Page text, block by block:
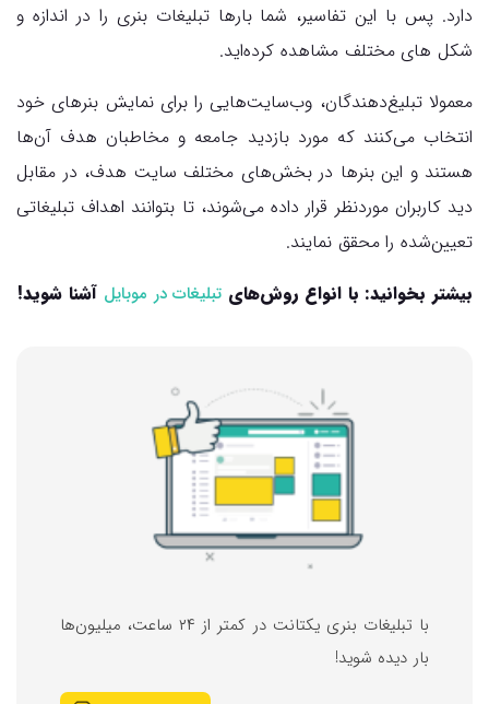
دارد. پس با این تفاسیر، شما بارها تبلیغات بنری را در اندازه و
شکل های مختلف مشاهده کرده‌اید.
معمولا تبلیغ‌دهندگان، وب‌سایت‌هایی را برای نمایش بنرهای خود
انتخاب می‌کنند که مورد بازدید جامعه و مخاطبان هدف آن‌ها
هستند و این بنرها در بخش‌های مختلف سایت‌ هدف، در مقابل
دید کاربران موردنظر قرار داده می‌شوند، تا بتوانند اهداف تبلیغاتی
تعیین‌شده را محقق نمایند.
بیشتر بخوانید: با انواع روش‌های تبلیغات در موبایل آشنا شوید!
با تبلیغات بنری یکتانت در کمتر از ۲۴ ساعت، میلیون‌ها
بار دیده شوید!